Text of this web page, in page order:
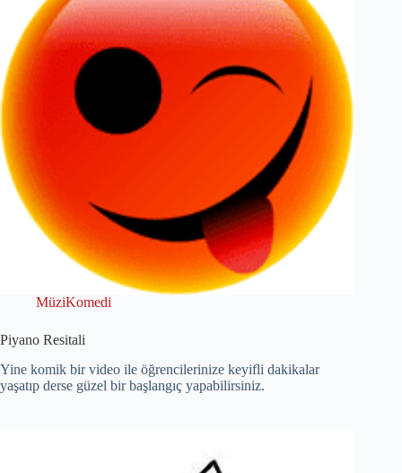
MüziKomedi
Piyano Resitali
Yine komik bir video ile öğrencilerinize keyifli dakikalar
yaşatıp derse güzel bir başlangıç yapabilirsiniz.